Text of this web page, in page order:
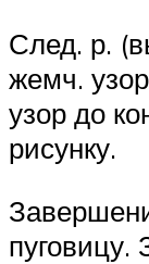
След. р.
жемч.
узор до
рисунку.
пуговицу.